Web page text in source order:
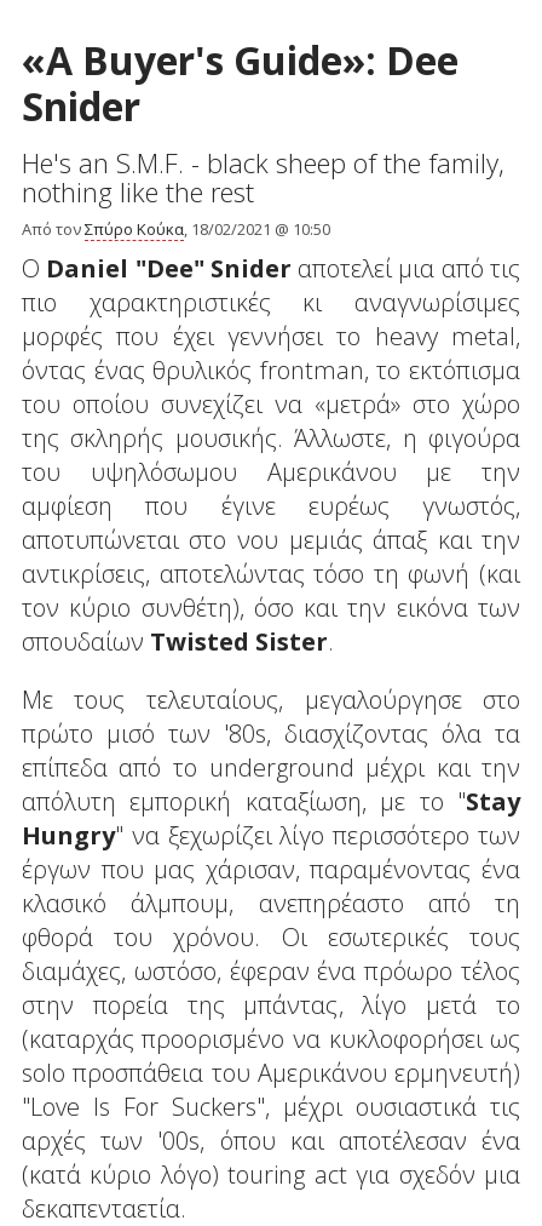
«A Buyer's Guide»: Dee
Snider
He's an S.M.F. - black sheep of the family,
nothing like the rest
Από τονΣπύρο Κούκα, 18/02/2021 @ 10:50
Ο Daniel "Dee" Snider αποτελεί μια από τις
πιο χαρακτηριστικές κι αναγνωρίσιμες
μορφές που έχει γεννήσει το heavy metal,
όντας ένας θρυλικός frontman, το εκτόπισμα
του οποίου συνεχίζει να «μετρά» στο χώρο
της σκληρής μουσικής. Άλλωστε, η φιγούρα
του υψηλόσωμου Αμερικάνου με την
αμφίεση που έγινε ευρέως γνωστός,
αποτυπώνεται στο νου μεμιάς άπαξ και την
αντικρίσεις, αποτελώντας τόσο τη φωνή (και
τον κύριο συνθέτη), όσο και την εικόνα των
σπουδαίων Twisted Sister.
Με τους τελευταίους, μεγαλούργησε στο
πρώτο μισό των '80s, διασχίζοντας όλα τα
επίπεδα από το underground μέχρι και την
απόλυτη εμπορική καταξίωση, με το "Stay
Hungry" να ξεχωρίζει λίγο περισσότερο των
έργων που μας χάρισαν, παραμένοντας ένα
κλασικό άλμπουμ, ανεπηρέαστο από τη
φθορά του χρόνου. Οι εσωτερικές τους
διαμάχες, ωστόσο, έφεραν ένα πρόωρο τέλος
στην πορεία της μπάντας, λίγο μετά το
(καταρχάς προορισμένο να κυκλοφορήσει ως
solo προσπάθεια του Αμερικάνου ερμηνευτή)
"Love Is For Suckers", μέχρι ουσιαστικά τις
αρχές των '00s, όπου και αποτέλεσαν ένα
(κατά κύριο λόγο) touring act για σχεδόν μια
δεκαπενταετία.